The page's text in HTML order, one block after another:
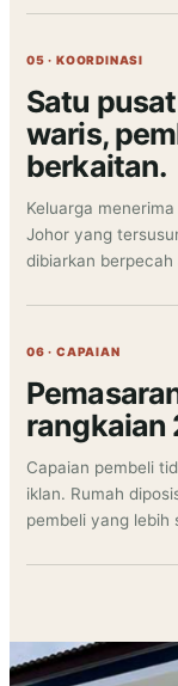
05 · KOORDINASI
Satu
waris,
berkaitan.
Keluarga
Johor yang
dibiarkan
06 · CAPAIAN
rangkaian
Capaian pembeli
iklan. Rumah
pembeli yang lebih